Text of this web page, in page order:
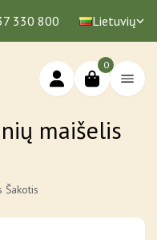
330 800 Lietuvių
0
maišelis
Šakotis